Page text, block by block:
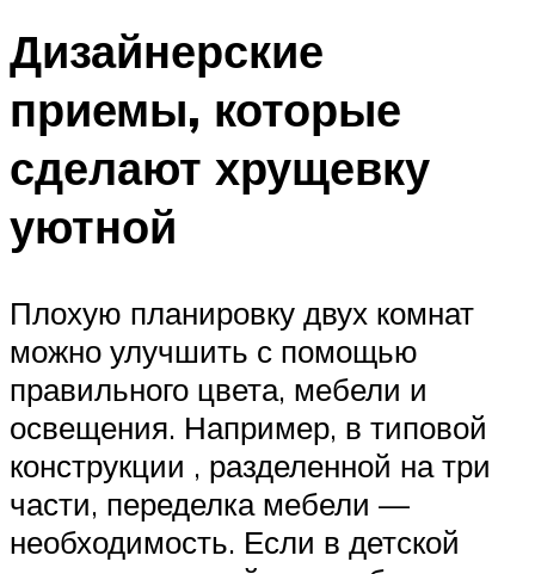
Дизайнерские
приемы, которые
сделают хрущевку
уютной
Плохую планировку двух комнат
можно улучшить с помощью
правильного цвета, мебели и
освещения. Например, в типовой
конструкции , разделенной на три
части, переделка мебели —
необходимость. Если в детской